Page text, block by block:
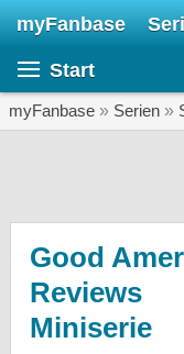
myFanbase
Start
myFanbase » Serien »
Good
Reviews
Miniserie